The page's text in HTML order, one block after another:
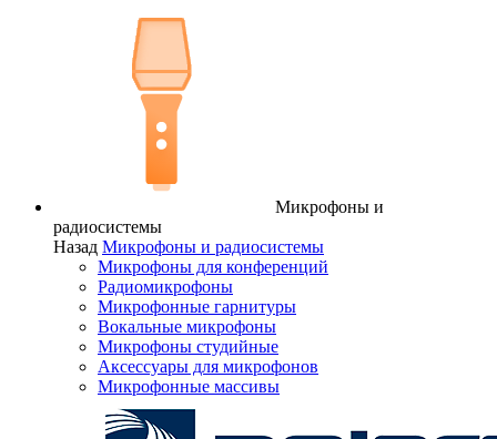
Микрофоны и
радиосистемы
Назад Микрофоны и радиосистемы
Микрофоны для конференций
Радиомикрофоны
Микрофонные гарнитуры
Вокальные микрофоны
Микрофоны студийные
Аксессуары для микрофонов
Микрофонные массивы